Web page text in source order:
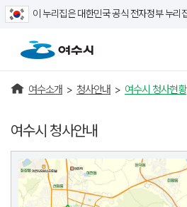
이 누리집은 대한민국 공식 전자정부 누리
여수소개 > 청사안내 > 여수시 청사현황
여수시 청사안내